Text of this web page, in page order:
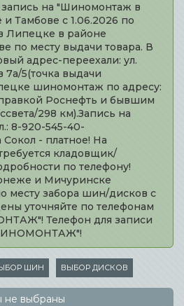
запись на "Шиномонтаж в
Тамбове с 1.06.2026 по
Липецке в районе
по месту выдачи товара. В
адрес-переехали: ул.
7а/5(точка выдачи
шиномонтаж по адресу:
Роснефть и бывшим
298 км).Запись на
8-920-545-40-
- платное! На
кладовщик/
по телефону!
и Мичуринске
месту забора шин/дисков с
уточняйте по телефонам
Телефон для записи
ШИН ВЫБОР ДИСКОВ
не выбраны